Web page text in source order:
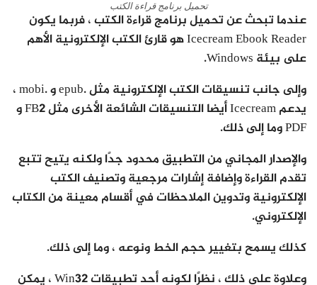
تحميل برنامج قراءة الكتب
عندما تبحث عن تحميل برنامج قراءة الكتب ، فربما يكون
Icecream Ebook Reader هو قارئ الكتب الإلكترونية الأهم
على بيئة Windows.
وإلى جانب تنسيقات الكتب الإلكترونية مثل .epub و .mobi ،
يدعم Icecream أيضا التنسيقات الشائعة الأخرى مثل FB2 و
PDF وما إلى ذلك.
والإصدار المجاني من التطبيق محدود جدًا ولكنه يتيح تتبع
تقدم القراءة وإضافة إشارات مرجعية وتصنيف الكتب
الإلكترونية وتدوين الملاحظات في أقسام معينة من الكتاب
الإلكتروني.
كذلك يسمح بتغيير حجم الخط ونوعه ، وما إلى ذلك.
وعلاوة على ذلك ، نظرًا لكونه أحد تطبيقات Win32 ، يمكن